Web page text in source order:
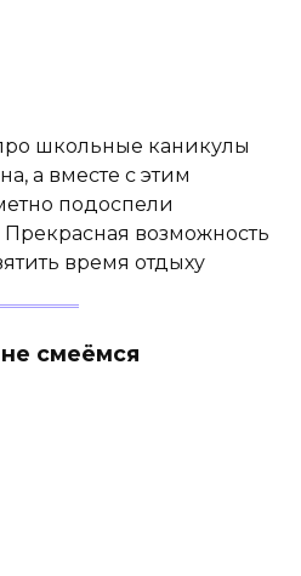
школьные каникулы
а вместе с этим
подоспели
возможность
время отдыху
смеёмся